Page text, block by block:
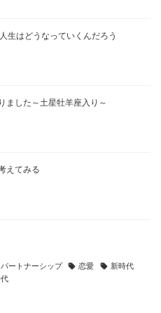
生はどうなっていくんだろう
ました～土星牡羊座入り～
えてみる
パートナーシップ 恋愛
新時代